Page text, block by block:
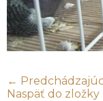
←
Naspäť do zložky